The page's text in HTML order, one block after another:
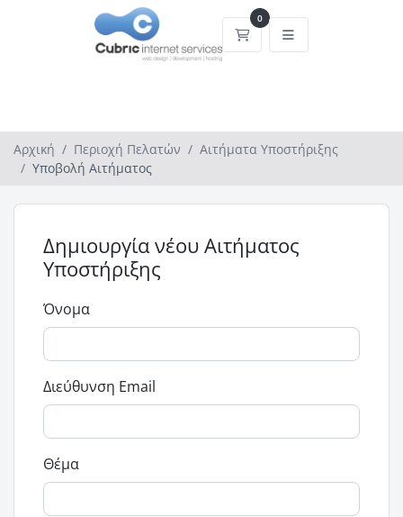
0
Καλάθι Αγορών
Αρχική Περιοχή Πελατών
Αιτήματα Υποστήριξης
Υποβολή Αιτήματος
Δημιουργία νέου Αιτήματος
Υποστήριξης
Όνομα
Διεύθυνση Email
Θέμα